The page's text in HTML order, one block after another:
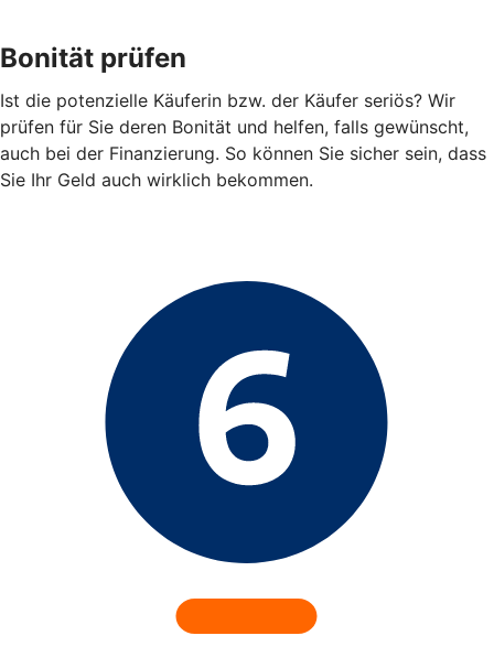
Bonität prüfen
Ist die potenzielle Käuferin bzw. der Käufer seriös? Wir
prüfen für Sie deren Bonität und helfen, falls gewünscht,
auch bei der Finanzierung. So können Sie sicher sein, dass
Sie Ihr Geld auch wirklich bekommen.